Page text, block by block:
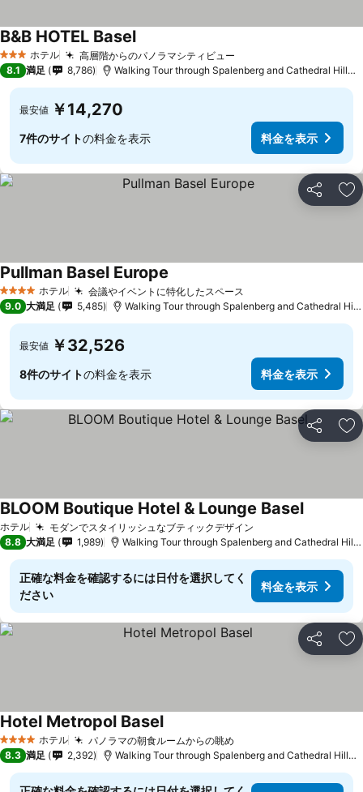
3 ホテルのランク
ホテル 高層階からのパノラマシティビュー
B&B HOTEL Basel
8.1 満足 8,786 Walking Tour through Spalenberg and Cathedral Hillまで2.4 km
最安値 ￥14,270
7件のサイトの料金を表示 料金を表示
シェア お
4 ホテルのランク
ホテル 会議やイベントに特化したスペース
Pullman Basel Europe
9.0 大満足 5,485 Walking Tour through Spalenberg and Cathedral Hillまで0.8 km
最安値 ￥32,526
8件のサイトの料金を表示 料金を表示
シェア お
ホテル モダンでスタイリッシュなブティックデザイン
BLOOM Boutique Hotel & Lounge Basel
8.8 大満足 1,989 Walking Tour through Spalenberg and Cathedral Hillまで0.9 km
正確な料金を確認するには日付を選択してく
ださい
料金を表示
シェア お
4 ホテルのランク
ホテル パノラマの朝食ルームからの眺め
Hotel Metropol Basel
8.3 満足 2,392 Walking Tour through Spalenberg and Cathedral Hillまで1.4 km